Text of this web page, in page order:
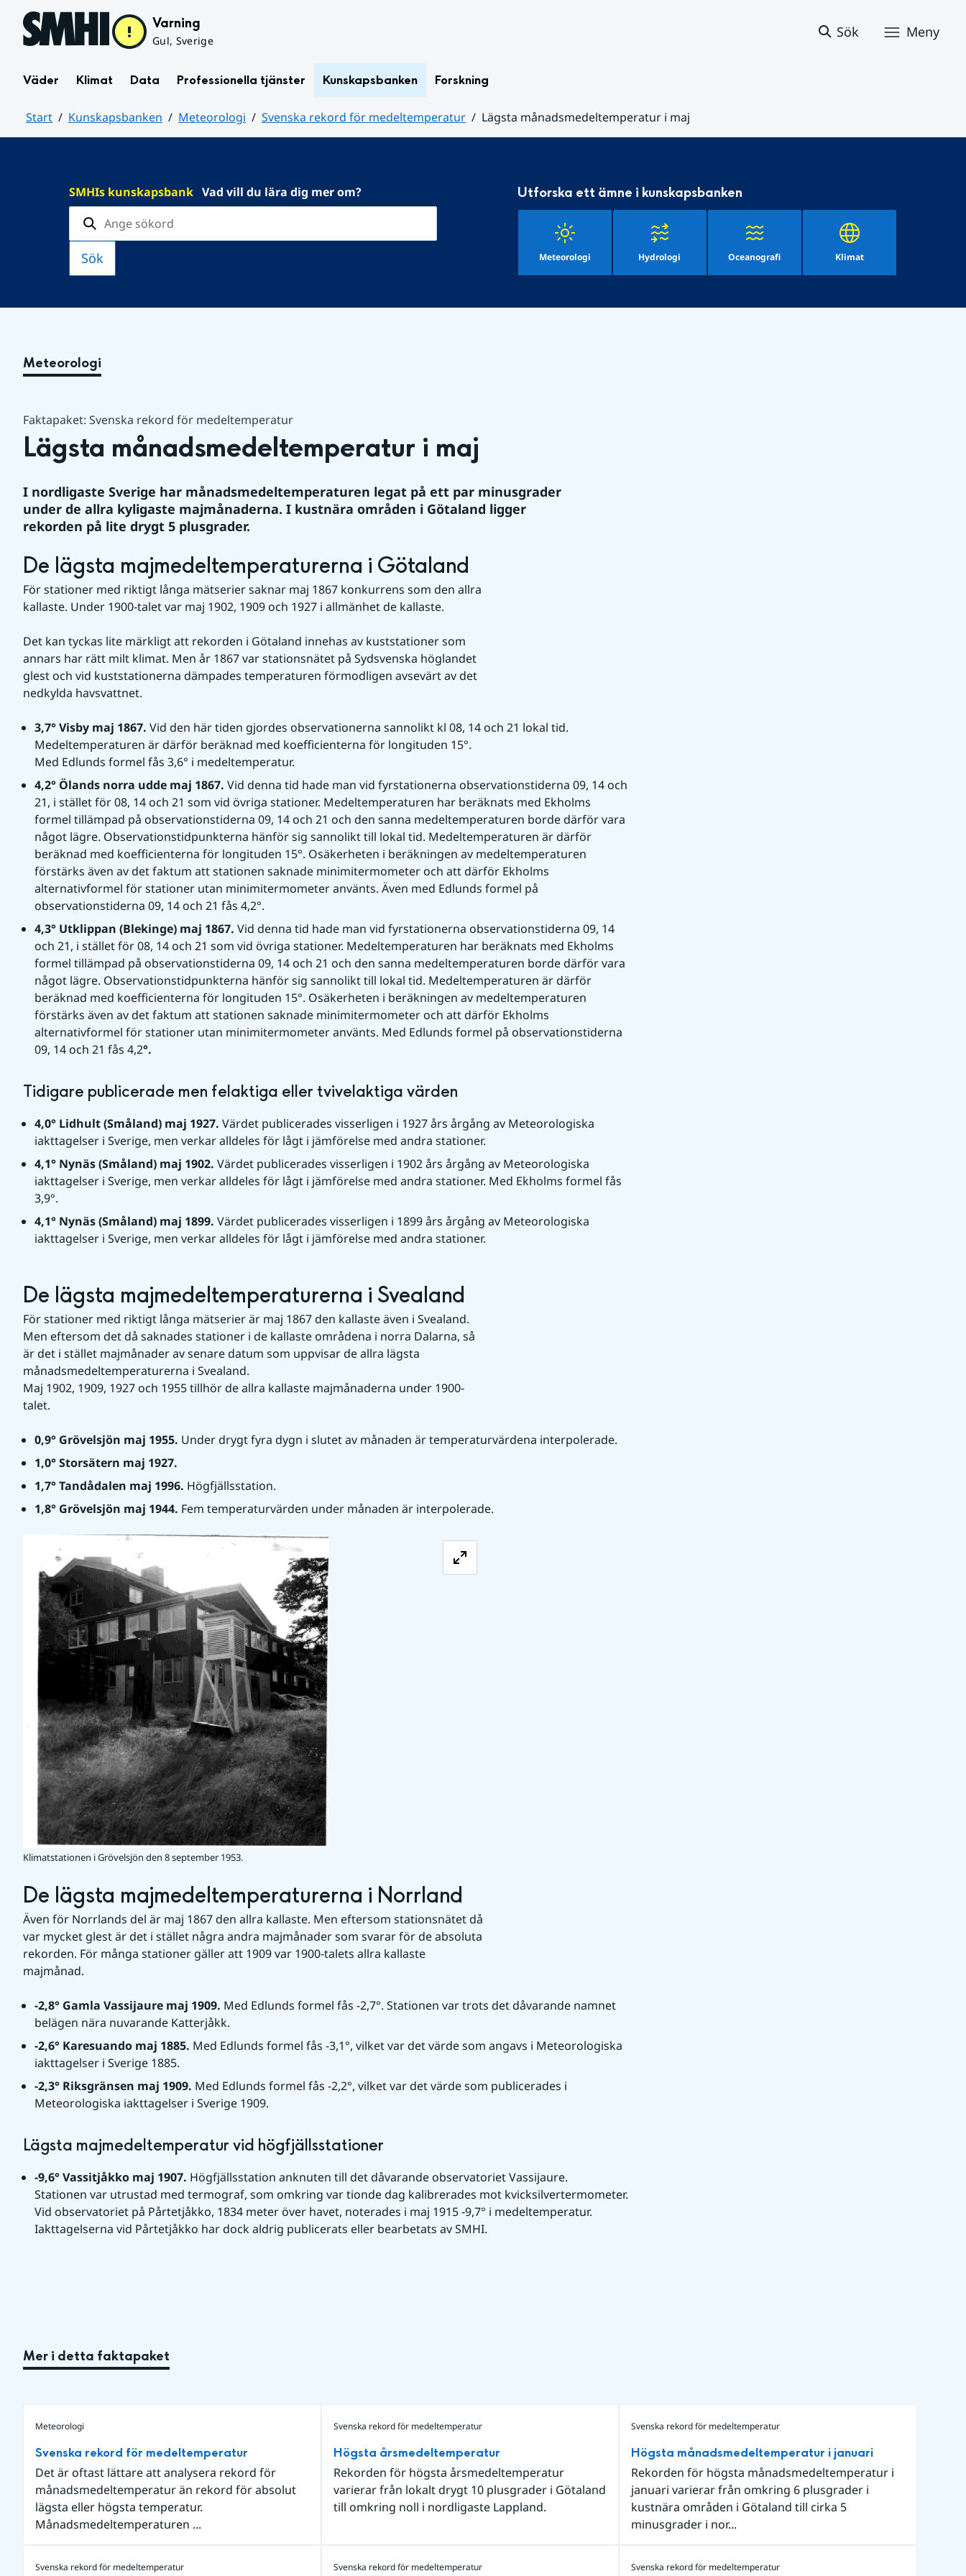
Hoppa till sidans innehåll Varning
Gul, Sverige
Sök Meny
Väder Klimat Data Professionella tjänster Kunskapsbanken Forskning
Start Kunskapsbanken Meteorologi Svenska rekord för medeltemperatur
Lägsta månadsmedeltemperatur i maj
SMHIs kunskapsbank Vad vill du lära dig mer om? Utforska ett ämne i kunskapsbanken
Meteorologi Hydrologi Oceanografi Klimat
Meteorologi
Faktapaket: Svenska rekord för medeltemperatur
Lägsta månadsmedeltemperatur i maj
I nordligaste Sverige har månadsmedeltemperaturen legat på ett par minusgrader
under de allra kyligaste majmånaderna. I kustnära områden i Götaland ligger
rekorden på lite drygt 5 plusgrader.
De lägsta majmedeltemperaturerna i Götaland
För stationer med riktigt långa mätserier saknar maj 1867 konkurrens som den allra
kallaste. Under 1900-talet var maj 1902, 1909 och 1927 i allmänhet de kallaste.
Det kan tyckas lite märkligt att rekorden i Götaland innehas av kuststationer som
annars har rätt milt klimat. Men år 1867 var stationsnätet på Sydsvenska höglandet
glest och vid kuststationerna dämpades temperaturen förmodligen avsevärt av det
nedkylda havsvattnet.
3,7° Visby maj 1867. Vid den här tiden gjordes observationerna sannolikt kl 08, 14 och 21 lokal tid.
Medeltemperaturen är därför beräknad med koefficienterna för longituden 15°.
Med Edlunds formel fås 3,6° i medeltemperatur.
4,2° Ölands norra udde maj 1867. Vid denna tid hade man vid fyrstationerna observationstiderna 09, 14 och
21, i stället för 08, 14 och 21 som vid övriga stationer. Medeltemperaturen har beräknats med Ekholms
formel tillämpad på observationstiderna 09, 14 och 21 och den sanna medeltemperaturen borde därför vara
något lägre. Observationstidpunkterna hänför sig sannolikt till lokal tid. Medeltemperaturen är därför
beräknad med koefficienterna för longituden 15°. Osäkerheten i beräkningen av medeltemperaturen
förstärks även av det faktum att stationen saknade minimitermometer och att därför Ekholms
alternativformel för stationer utan minimitermometer använts. Även med Edlunds formel på
observationstiderna 09, 14 och 21 fås 4,2°.
4,3° Utklippan (Blekinge) maj 1867. Vid denna tid hade man vid fyrstationerna observationstiderna 09, 14
och 21, i stället för 08, 14 och 21 som vid övriga stationer. Medeltemperaturen har beräknats med Ekholms
formel tillämpad på observationstiderna 09, 14 och 21 och den sanna medeltemperaturen borde därför vara
något lägre. Observationstidpunkterna hänför sig sannolikt till lokal tid. Medeltemperaturen är därför
beräknad med koefficienterna för longituden 15°. Osäkerheten i beräkningen av medeltemperaturen
förstärks även av det faktum att stationen saknade minimitermometer och att därför Ekholms
alternativformel för stationer utan minimitermometer använts. Med Edlunds formel på observationstiderna
09, 14 och 21 fås 4,2°.
Tidigare publicerade men felaktiga eller tvivelaktiga värden
4,0° Lidhult (Småland) maj 1927. Värdet publicerades visserligen i 1927 års årgång av Meteorologiska
iakttagelser i Sverige, men verkar alldeles för lågt i jämförelse med andra stationer.
4,1° Nynäs (Småland) maj 1902. Värdet publicerades visserligen i 1902 års årgång av Meteorologiska
iakttagelser i Sverige, men verkar alldeles för lågt i jämförelse med andra stationer. Med Ekholms formel fås
3,9°.
4,1° Nynäs (Småland) maj 1899. Värdet publicerades visserligen i 1899 års årgång av Meteorologiska
iakttagelser i Sverige, men verkar alldeles för lågt i jämförelse med andra stationer.
De lägsta majmedeltemperaturerna i Svealand
För stationer med riktigt långa mätserier är maj 1867 den kallaste även i Svealand.
Men eftersom det då saknades stationer i de kallaste områdena i norra Dalarna, så
är det i stället majmånader av senare datum som uppvisar de allra lägsta
månadsmedeltemperaturerna i Svealand.
Maj 1902, 1909, 1927 och 1955 tillhör de allra kallaste majmånaderna under 1900-
talet.
0,9° Grövelsjön maj 1955. Under drygt fyra dygn i slutet av månaden är temperaturvärdena interpolerade.
1,0° Storsätern maj 1927.
1,7° Tandådalen maj 1996. Högfjällsstation.
1,8° Grövelsjön maj 1944. Fem temperaturvärden under månaden är interpolerade.
Förstora bilden
Klimatstationen i Grövelsjön den 8 september 1953.
De lägsta majmedeltemperaturerna i Norrland
Även för Norrlands del är maj 1867 den allra kallaste. Men eftersom stationsnätet då
var mycket glest är det i stället några andra majmånader som svarar för de absoluta
rekorden. För många stationer gäller att 1909 var 1900-talets allra kallaste
majmånad.
-2,8° Gamla Vassijaure maj 1909. Med Edlunds formel fås -2,7°. Stationen var trots det dåvarande namnet
belägen nära nuvarande Katterjåkk.
-2,6° Karesuando maj 1885. Med Edlunds formel fås -3,1°, vilket var det värde som angavs i Meteorologiska
iakttagelser i Sverige 1885.
-2,3° Riksgränsen maj 1909. Med Edlunds formel fås -2,2°, vilket var det värde som publicerades i
Meteorologiska iakttagelser i Sverige 1909.
Lägsta majmedeltemperatur vid högfjällsstationer
-9,6° Vassitjåkko maj 1907. Högfjällsstation anknuten till det dåvarande observatoriet Vassijaure.
Stationen var utrustad med termograf, som omkring var tionde dag kalibrerades mot kvicksilvertermometer.
Vid observatoriet på Pårtetjåkko, 1834 meter över havet, noterades i maj 1915 -9,7° i medeltemperatur.
Iakttagelserna vid Pårtetjåkko har dock aldrig publicerats eller bearbetats av SMHI.
Mer i detta faktapaket
Meteorologi
Svenska rekord för medeltemperatur
Det är oftast lättare att analysera rekord för
månadsmedeltemperatur än rekord för absolut
lägsta eller högsta temperatur.
Månadsmedeltemperaturen ...
Svenska rekord för medeltemperatur
Högsta årsmedeltemperatur
Rekorden för högsta årsmedeltemperatur
varierar från lokalt drygt 10 plusgrader i Götaland
till omkring noll i nordligaste Lappland.
Svenska rekord för medeltemperatur
Högsta månadsmedeltemperatur i januari
Rekorden för högsta månadsmedeltemperatur i
januari varierar från omkring 6 plusgrader i
kustnära områden i Götaland till cirka 5
minusgrader i nor...
Svenska rekord för medeltemperatur Svenska rekord för medeltemperatur Svenska rekord för medeltemperatur